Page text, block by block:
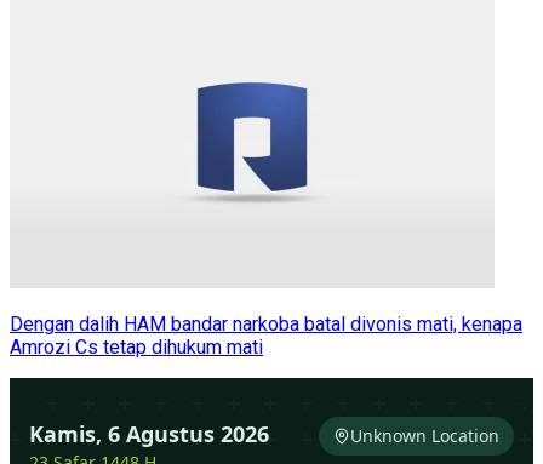
Dengan dalih HAM bandar narkoba batal divonis mati, kenapa
Amrozi Cs tetap dihukum mati